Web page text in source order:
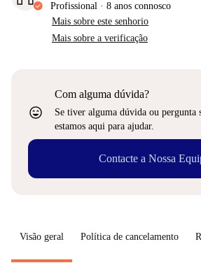
Profissional · 8 anos connosco
Mais sobre este senhorio
Mais sobre a verificação
sentiment_very_satisfied
Com alguma dúvida?
Se tiver alguma dúvida ou pergunta
estamos aqui para ajudar.
Contacte a Nossa
Visão geral Política de cancelamento